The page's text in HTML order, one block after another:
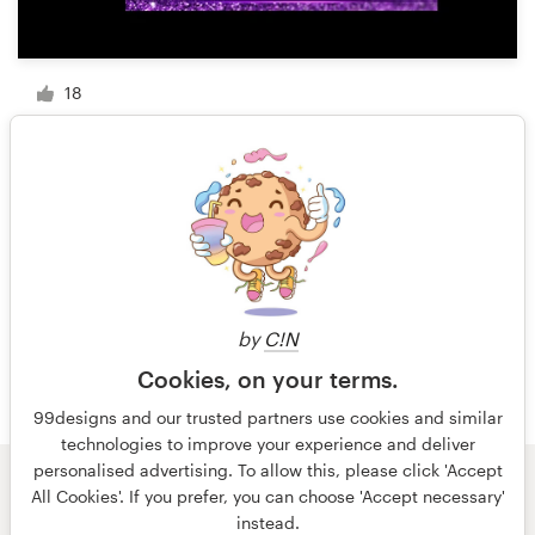
by C!N
Cookies, on your terms.
99designs and our trusted partners use cookies and similar
technologies to improve your experience and deliver
personalised advertising. To allow this, please click 'Accept
All Cookies'. If you prefer, you can choose 'Accept necessary'
instead.
18
1 de 4
© 99designs
de Vista
Términos y condiciones
Privacidad